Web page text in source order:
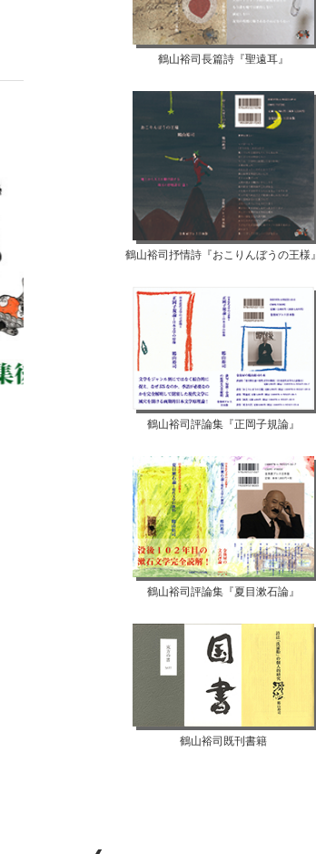
【07月02日...
鶴山裕司長篇詩『聖遠耳』
鶴山裕司抒情詩『おこりんぼうの王様』
鶴山裕司評論集『正岡子規論』
鶴山裕司評論集『夏目漱石論』
鶴山裕司既刊書籍